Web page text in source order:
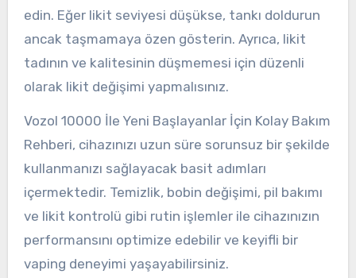
edin. Eğer likit seviyesi düşükse, tankı doldurun
ancak taşmamaya özen gösterin. Ayrıca, likit
tadının ve kalitesinin düşmemesi için düzenli
olarak likit değişimi yapmalısınız.
Vozol 10000 İle Yeni Başlayanlar İçin Kolay Bakım
Rehberi, cihazınızı uzun süre sorunsuz bir şekilde
kullanmanızı sağlayacak basit adımları
içermektedir. Temizlik, bobin değişimi, pil bakımı
ve likit kontrolü gibi rutin işlemler ile cihazınızın
performansını optimize edebilir ve keyifli bir
vaping deneyimi yaşayabilirsiniz.